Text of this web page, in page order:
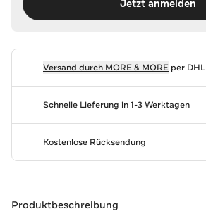
Jetzt anmelden
Versand durch MORE & MOREper DHL
Schnelle Lieferung in 1-3 Werktagen
Kostenlose Rücksendung
Produktbeschreibung